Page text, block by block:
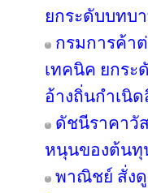
ยกระดับบทบ
กรมการค้า
เทคนิค ยกระ
อ้างถิ่นกำเนิ
ดัชนีราคาวั
หนุนของต้นทุ
พาณิชย์ สั่ง